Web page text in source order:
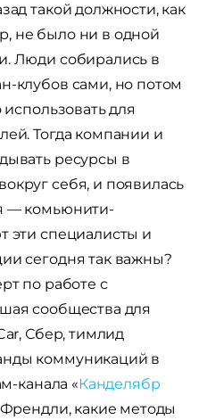
такой должности, как
не было ни в одной
Люди собирались в
клубов сами, но потом
для
Тогда компании и
ресурсы в
себя, и появилась
— комьюнити-
эти специалисты и
сегодня так важны?
по работе с
сообщества для
Сбер, тимлид
коммуникаций в
канала «Канделябр
Френдли, какие методы